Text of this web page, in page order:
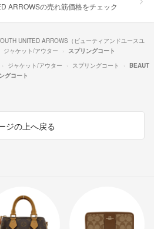
ARROWSの売れ筋価格をチェック
UNITED ARROWS（ビューティアンドユースユ
ジャケット/アウター
スプリングコート
ジャケット/アウター スプリングコート
BEAUT
グコート
ジの上へ戻る